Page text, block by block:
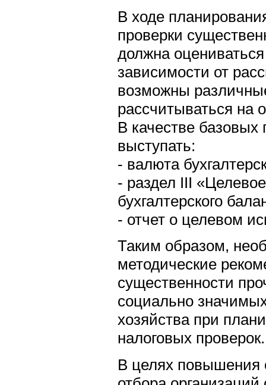
В ходе
проверки
должна
зависимости от
возможны
рассчитываться на
В качестве базовых
выступать:
- валюта
- раздел III
бухгалтерского
- отчет о целевом
Таким образом,
методические
существенности
социально
хозяйства при
налоговых проверок.
В целях повышения